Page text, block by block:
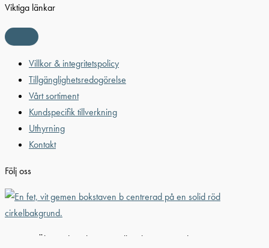
Viktiga länkar
Villkor & integritetspolicy
Tillgänglighetsredogörelse
Vårt sortiment
Kundspecifik tillverkning
Uthyrning
Kontakt
Följ oss
© 2026 Älvestad-Tanken AB. All Rights Reserved.